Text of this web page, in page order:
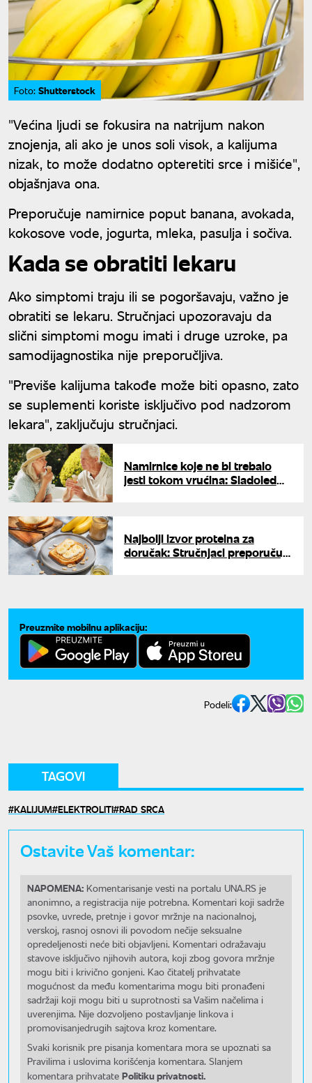
Foto: Shutterstock
"Većina ljudi se fokusira na natrijum nakon
znojenja, ali ako je unos soli visok, a kalijuma
nizak, to može dodatno opteretiti srce i mišiće",
objašnjava ona.
Preporučuje namirnice poput banana, avokada,
kokosove vode, jogurta, mleka, pasulja i sočiva.
Kada se obratiti lekaru
Ako simptomi traju ili se pogoršavaju, važno je
obratiti se lekaru. Stručnjaci upozoravaju da
slični simptomi mogu imati i druge uzroke, pa
samodijagnostika nije preporučljiva.
"Previše kalijuma takođe može biti opasno, zato
se suplementi koriste isključivo pod nadzorom
lekara", zaključuju stručnjaci.
Namirnice koje ne bi trebalo
jesti tokom vrućina: Sladoled
Najbolji izvor proteina za
doručak: Stručnjaci preporučuju
Preuzmite mobilnu aplikaciju:
Podeli:
TAGOVI
KALIJUM ELEKTROLITI RAD SRCA
Ostavite Vaš komentar:
NAPOMENA: Komentarisanje vesti na portalu UNA.RS je
anonimno, a registracija nije potrebna. Komentari koji sadrže
psovke, uvrede, pretnje i govor mržnje na nacionalnoj,
verskoj, rasnoj osnovi ili povodom nečije seksualne
opredeljenosti neće biti objavljeni. Komentari odražavaju
stavove isključivo njihovih autora, koji zbog govora mržnje
mogu biti i krivično gonjeni. Kao čitatelj prihvatate
mogućnost da među komentarima mogu biti pronađeni
sadržaji koji mogu biti u suprotnosti sa Vašim načelima i
uverenjima. Nije dozvoljeno postavljanje linkova i
promovisanjedrugih sajtova kroz komentare.
Svaki korisnik pre pisanja komentara mora se upoznati sa
Pravilima i uslovima korišćenja komentara. Slanjem
komentara prihvatate Politiku privatnosti.